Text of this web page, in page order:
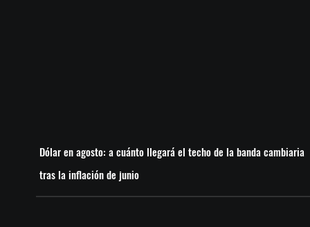
Dólar en agosto: a cuánto llegará el techo de la banda cambiaria
tras la inflación de junio